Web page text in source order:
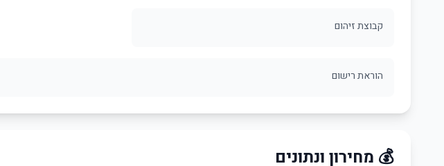
קבוצת זיהום
הוראת רישום
💰 מחירון ונתונים